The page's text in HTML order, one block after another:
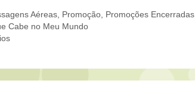
Aéreas Promoção Promoções Encerradas
Cabe no Meu Mundo